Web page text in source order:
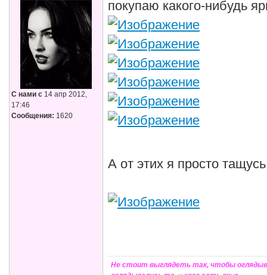
С нами с 14 апр 2012,
17:46
Сообщения: 1620
покупаю какого-нибудь
А от этих я просто
Не стоит выглядеть так, чтобы